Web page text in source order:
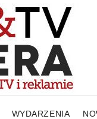
WYDARZENIA